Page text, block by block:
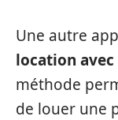
Une autre
location avec
méthode
de louer une